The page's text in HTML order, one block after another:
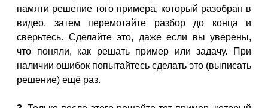
памяти решение того примера, который разобран в
видео, затем перемотайте разбор до конца и
сверьтесь. Сделайте это, даже если вы уверены,
что поняли, как решать пример или задачу. При
наличии ошибок попытайтесь сделать это (выписать
решение) ещё раз.